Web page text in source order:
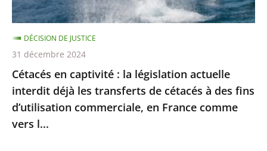
déjà
les
transferts
de
cétacés
à
des
fins
Cétacés en captivité : la législation actuelle
interdit déjà les transferts de cétacés à des fins
d’utilisation commerciale, en France comme
vers l...
DÉCISION DE JUSTICE
31 décembre 2024